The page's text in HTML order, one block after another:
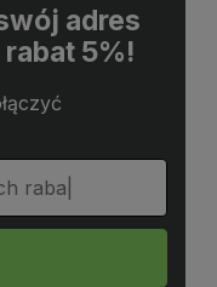
adres
5%!